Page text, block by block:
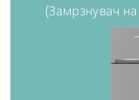
(Замрзнувач